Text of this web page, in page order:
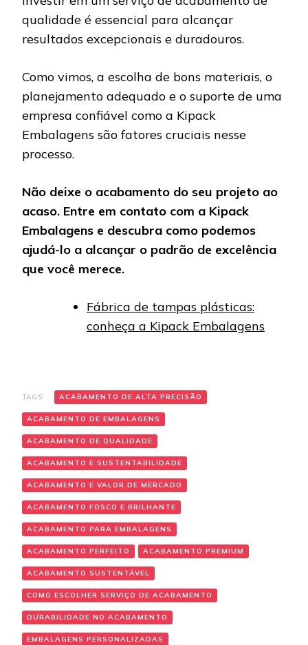
qualidade é essencial para alcançar
resultados excepcionais e duradouros.
Como vimos, a escolha de bons materiais, o
planejamento adequado e o suporte de uma
empresa confiável como a Kipack
Embalagens são fatores cruciais nesse
processo.
Não deixe o acabamento do seu projeto ao
acaso. Entre em contato com a Kipack
Embalagens e descubra como podemos
ajudá-lo a alcançar o padrão de excelência
que você merece.
Fábrica de tampas plásticas:
conheça a Kipack Embalagens
TAGS: ACABAMENTO DE ALTA PRECISÃO
ACABAMENTO DE EMBALAGENS
ACABAMENTO DE QUALIDADE
ACABAMENTO E SUSTENTABILIDADE
ACABAMENTO E VALOR DE MERCADO
ACABAMENTO FOSCO E BRILHANTE
ACABAMENTO PARA EMBALAGENS
ACABAMENTO PERFEITO ACABAMENTO PREMIUM
ACABAMENTO SUSTENTÁVEL
COMO ESCOLHER SERVIÇO DE ACABAMENTO
DURABILIDADE NO ACABAMENTO
EMBALAGENS PERSONALIZADAS